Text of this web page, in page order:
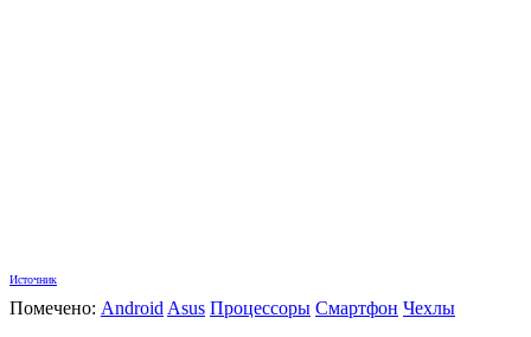
Источник
Помечено: Android Asus Процессоры Смартфон Чехлы